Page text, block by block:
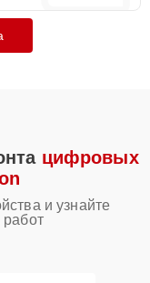
цифровых
и узнайте
работ